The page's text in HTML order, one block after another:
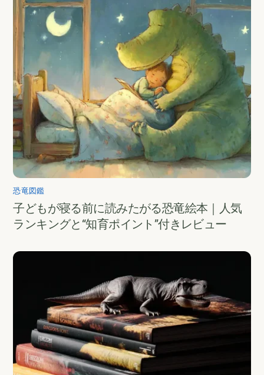
恐竜図鑑
子どもが寝る前に読みたがる恐竜絵本｜人気
ランキングと“知育ポイント”付きレビュー